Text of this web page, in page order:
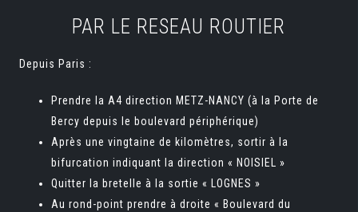
PAR LE RESEAU ROUTIER
Depuis Paris :
Prendre la A4 direction METZ-NANCY (à la Porte de
Bercy depuis le boulevard périphérique)
Après une vingtaine de kilomètres, sortir à la
bifurcation indiquant la direction « NOISIEL »
Quitter la bretelle à la sortie « LOGNES »
Au rond-point prendre à droite « Boulevard du